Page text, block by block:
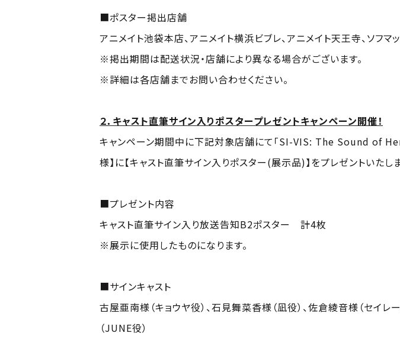
■ポスター掲出店舗
アニメイト池袋本店、アニメイト横浜ビブレ、アニメイト天王寺、ソフ
※掲出期間は配送状況・店舗により異なる場合がございます。
※詳細は各店舗までお問い合わせください。
２．キャスト直筆サイン入りポスタープレゼントキャンペーン開催！
キャンペーン期間中に下記対象店舗にて「SI-VIS: The Sound of
様】に【キャスト直筆サイン入りポスター(展示品)】をプレゼントいたしま
■プレゼント内容
キャスト直筆サイン入り放送告知B2ポスター 計4枚
※展示に使用したものになります。
■サインキャスト
古屋亜南様（キョウヤ役）、石見舞菜香様（凪役）、佐倉綾音様（セイレ
（JUNE役）